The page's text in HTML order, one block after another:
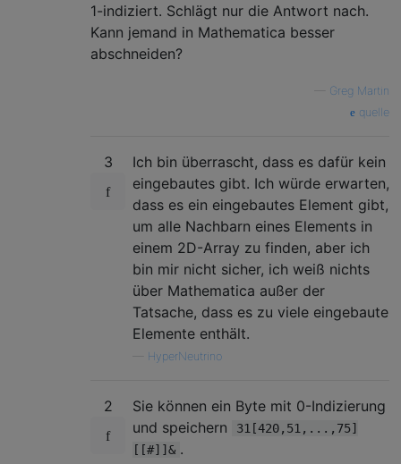
1-indiziert. Schlägt nur die Antwort nach.
Kann jemand in Mathematica besser
abschneiden?
Greg Martin
quelle
3
Ich bin überrascht, dass es dafür kein
eingebautes gibt. Ich würde erwarten,
dass es ein eingebautes Element gibt,
um alle Nachbarn eines Elements in
einem 2D-Array zu finden, aber ich
bin mir nicht sicher, ich weiß nichts
über Mathematica außer der
Tatsache, dass es zu viele eingebaute
Elemente enthält.
HyperNeutrino
2
Sie können ein Byte mit 0-Indizierung
und speichern
31[420,51,...,75]
[[#]]& .